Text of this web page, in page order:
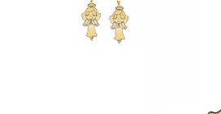
Bijuterii pentru barbati